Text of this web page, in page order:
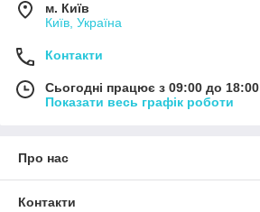
м. Київ
Київ, Україна
Контакти
Сьогодні працює з 09:00 до 18:00
Показати весь графік роботи
Про нас
Контакти